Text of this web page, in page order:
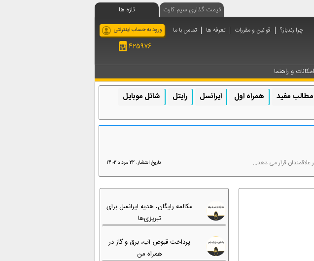
قیمت گذاری سیم کارت تازه ها
ورود به حساب اینترنتی چرا رندباز؟ قوانین و مقررات تعرفه ها تماس با ما
425976
امکانات و راهنما
مطالب مفید همراه اول ایرانسل رایتل
شاتل موبایل
تاریخ انتشار: 22 مرداد 1402
مکالمه رایگان، هدیه ایرانسل برای
تبریزی‌ها
پرداخت قبوض آب، برق و گاز در
همراه من